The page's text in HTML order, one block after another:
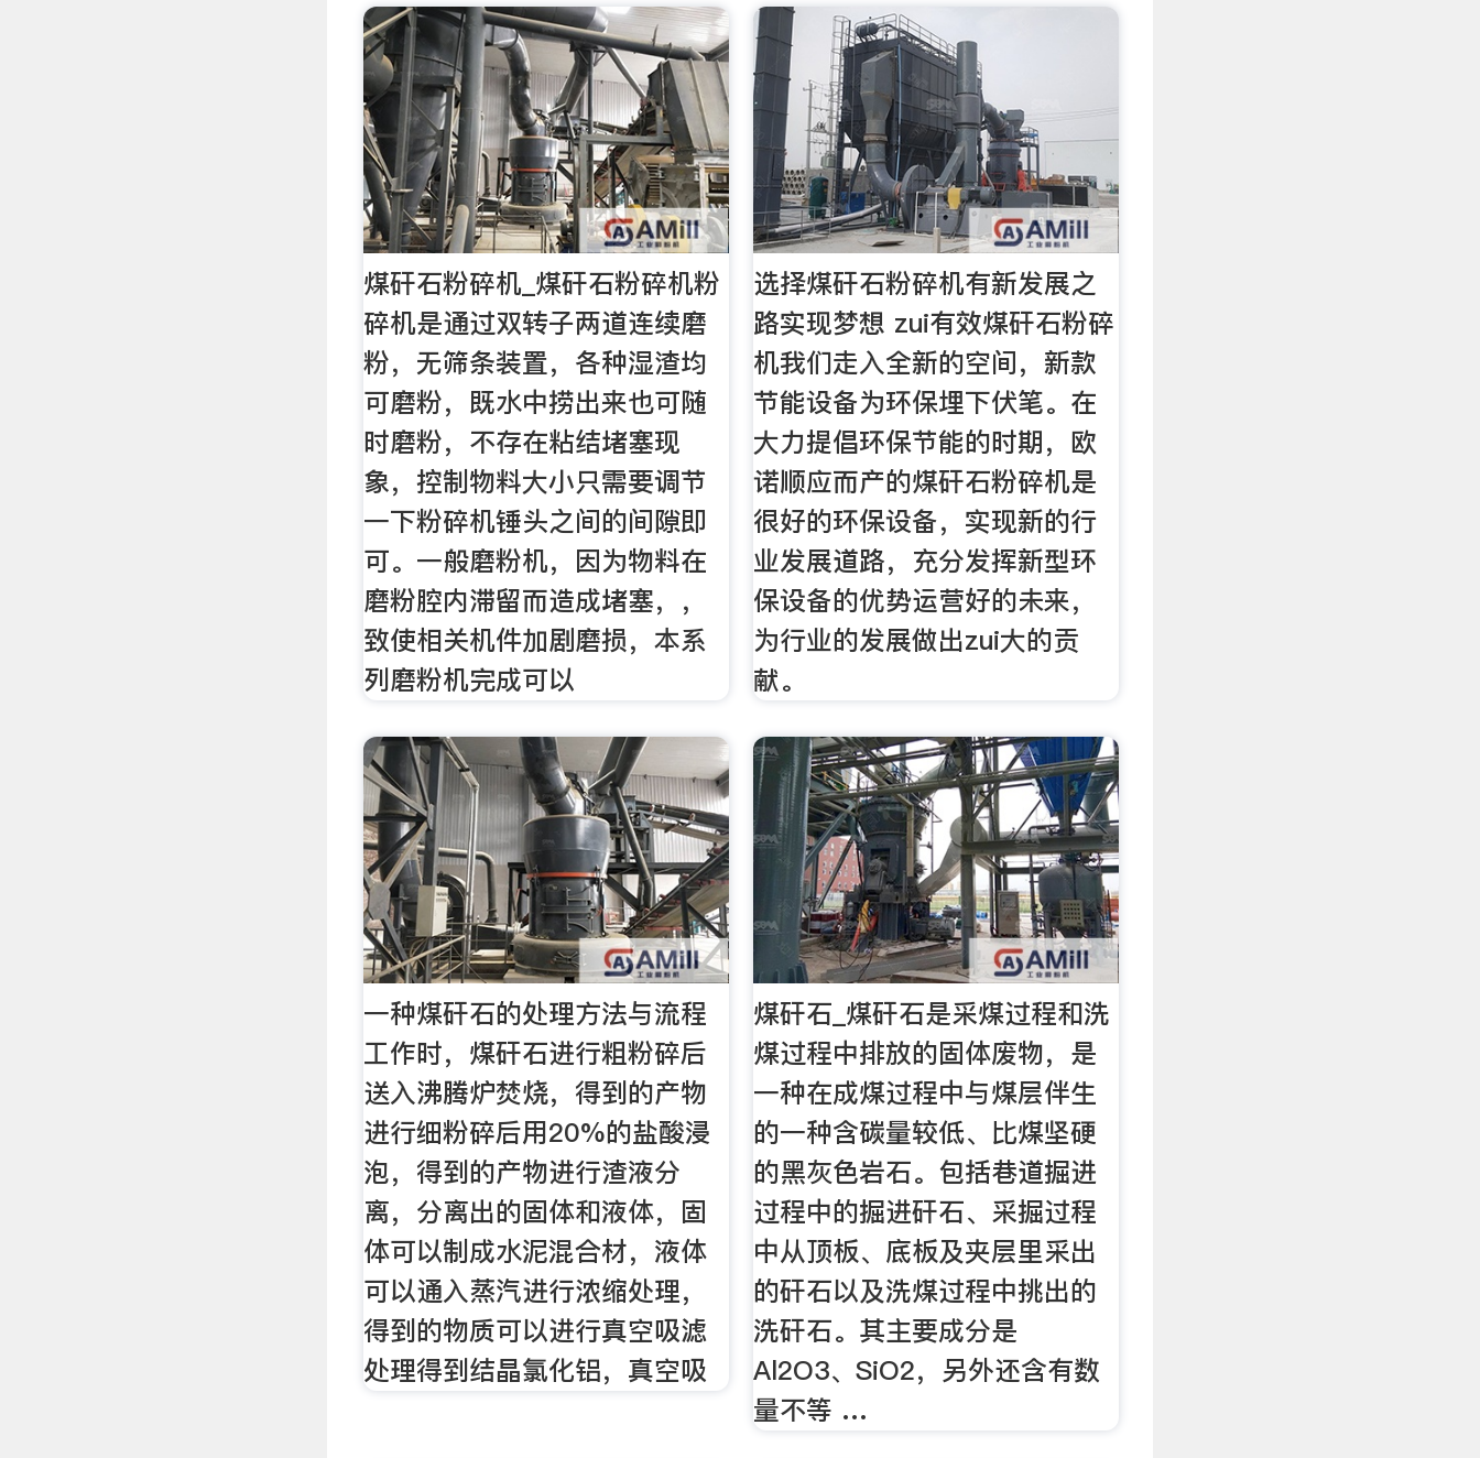
煤矸石粉碎机_煤矸石粉碎机粉
碎机是通过双转子两道连续磨
粉，无筛条装置，各种湿渣均
可磨粉，既水中捞出来也可随
时磨粉，不存在粘结堵塞现
象，控制物料大小只需要调节
一下粉碎机锤头之间的间隙即
可。一般磨粉机，因为物料在
磨粉腔内滞留而造成堵塞，，
致使相关机件加剧磨损，本系
列磨粉机完成可以
选择煤矸石粉碎机有新发展之
路实现梦想 zui有效煤矸石粉碎
机我们走入全新的空间，新款
节能设备为环保埋下伏笔。在
大力提倡环保节能的时期，欧
诺顺应而产的煤矸石粉碎机是
很好的环保设备，实现新的行
业发展道路，充分发挥新型环
保设备的优势运营好的未来，
为行业的发展做出zui大的贡
献。
一种煤矸石的处理方法与流程
工作时，煤矸石进行粗粉碎后
送入沸腾炉焚烧，得到的产物
进行细粉碎后用20%的盐酸浸
泡，得到的产物进行渣液分
离，分离出的固体和液体，固
体可以制成水泥混合材，液体
可以通入蒸汽进行浓缩处理，
得到的物质可以进行真空吸滤
处理得到结晶氯化铝，真空吸
煤矸石_煤矸石是采煤过程和洗
煤过程中排放的固体废物，是
一种在成煤过程中与煤层伴生
的一种含碳量较低、比煤坚硬
的黑灰色岩石。包括巷道掘进
过程中的掘进矸石、采掘过程
中从顶板、底板及夹层里采出
的矸石以及洗煤过程中挑出的
洗矸石。其主要成分是
Al2O3、SiO2，另外还含有数
量不等 …